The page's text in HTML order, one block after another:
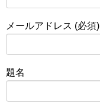
メールアドレス (必須)
題名